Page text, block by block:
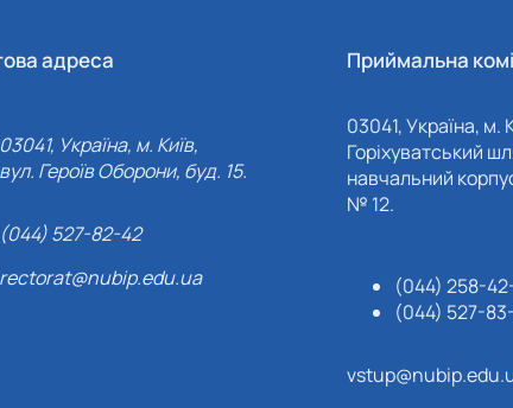
адреса
03041, Україна, м. Київ,
вул. Героїв Оборони, буд. 15.
(044) 527-82-42
rectorat@nubip.edu.ua
Приймальна
03041, Україна, м.
Горіхуватський
навчальний
№ 12.
(044) 258-
(044) 527-